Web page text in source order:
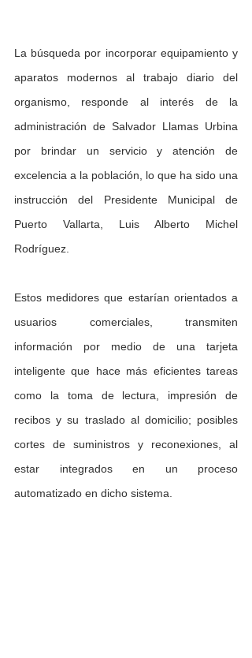
La búsqueda por incorporar equipamiento y
aparatos modernos al trabajo diario del
organismo, responde al interés de la
administración de Salvador Llamas Urbina
por brindar un servicio y atención de
excelencia a la población, lo que ha sido una
instrucción del Presidente Municipal de
Puerto Vallarta, Luis Alberto Michel
Rodríguez.
Estos medidores que estarían orientados a
usuarios comerciales, transmiten
información por medio de una tarjeta
inteligente que hace más eficientes tareas
como la toma de lectura, impresión de
recibos y su traslado al domicilio; posibles
cortes de suministros y reconexiones, al
estar integrados en un proceso
automatizado en dicho sistema.